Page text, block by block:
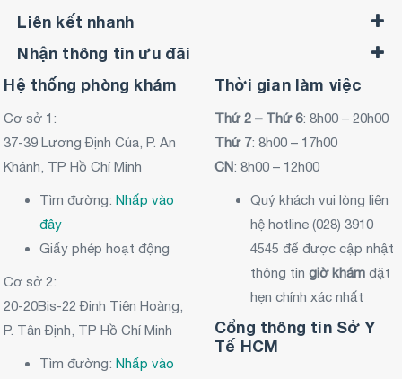
Liên kết nhanh
Nhận thông tin ưu đãi
Hệ thống phòng khám
Cơ sở 1:
37-39 Lương Định Của, P. An
Khánh, TP Hồ Chí Minh
Tìm đường:Nhấp vào
đây
Giấy phép hoạt động
Cơ sở 2:
20-20Bis-22 Đinh Tiên Hoàng,
P. Tân Định, TP Hồ Chí Minh
Tìm đường:Nhấp vào
Thời gian làm việc
Thứ 2 – Thứ 6: 8h00 – 20h00
Thứ 7: 8h00 – 17h00
CN: 8h00 – 12h00
Quý khách vui lòng liên
hệ hotline (028) 3910
4545 để được cập nhật
thông tin giờ khám đặt
hẹn chính xác nhất
Cổng thông tin Sở Y
Tế HCM